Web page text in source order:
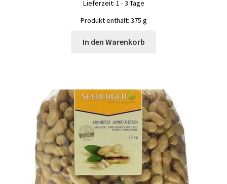
Lieferzeit: 1 - 3 Tage
Produkt enthält: 375 g
In den Warenkorb